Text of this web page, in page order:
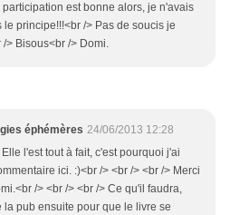
participation est bonne alors, je n'avais
principe!!!<br /> Pas de soucis je
> Bisous<br /> Domi.
éphémères 24/06/2013 12:28
l'est tout à fait, c'est pourquoi j'ai
ici. :)<br /> <br /> <br /> Merci
/> <br /> <br /> Ce qu'il faudra,
la pub ensuite pour que le livre se